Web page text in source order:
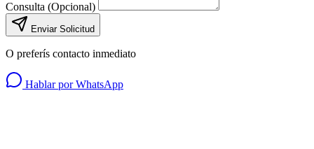
Consulta (Opcional)
Enviar Solicitud
O preferís contacto inmediato
Hablar por WhatsApp